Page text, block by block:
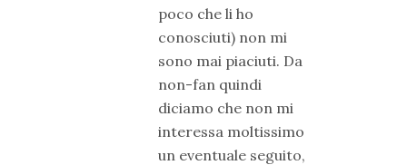
poco che li ho
conosciuti) non mi
sono mai piaciuti. Da
non-fan quindi
diciamo che non mi
interessa moltissimo
un eventuale seguito,